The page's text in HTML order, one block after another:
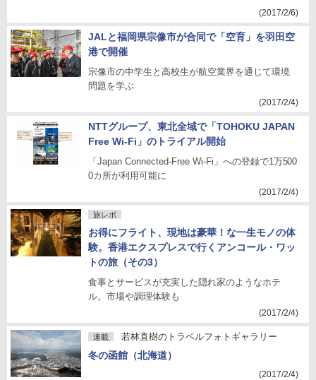
(2017/2/6)
JALと福岡県宗像市が合同で「空育」を羽田空
港で開催
宗像市の中学生と高校生が航空業界を通じて環境
問題を学ぶ
(2017/2/4)
NTTグループ、東北全域で「TOHOKU JAPAN
Free Wi-Fi」のトライアル開始
「Japan Connected-Free Wi-Fi」への登録で1万500
0カ所が利用可能に
(2017/2/4)
旅レポ
お得にフライト、現地は豪華！な一生モノの体
験。香港エクスプレスで行くアンコール・ワッ
トの旅（その3）
食事とサービスが充実した隠れ家のようなホテ
ル。市場や調理体験も
(2017/2/4)
連載 若林直樹のトラベルフォトギャラリー
冬の函館（北海道）
(2017/2/4)